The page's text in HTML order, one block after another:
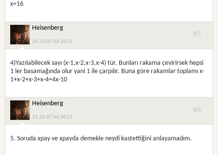
x=16
Heisenberg
21:32 07 Jul 2013
#5
4)Yazılabilecek sayı (x-1,x-2,x-3,x-4) tür. Bunları rakama çevirirsek hepsi
1 ler basamağında olur yani 1 ile çarpılır. Buna göre rakamlar toplamı x-
1+x-2+x-3+x-4=4x-10
Heisenberg
21:35 07 Jul 2013
#6
5. Soruda xpay ve xpayda demekle neydi kastettiğini anlayamadım.